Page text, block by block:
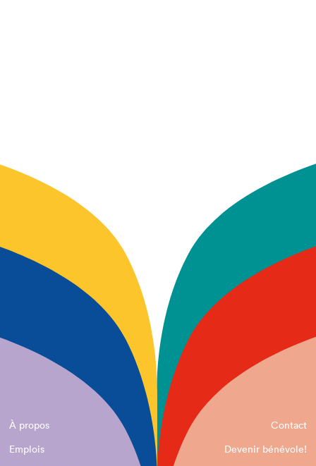
À propos
Contact
Emplois
Devenir bénévole!